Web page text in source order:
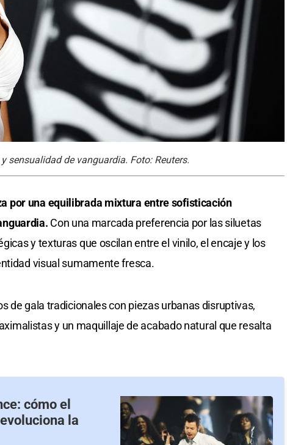
sensualidad de vanguardia. Foto: Reuters.
por una equilibrada mixtura entre sofisticación
Con una marcada preferencia por las siluetas
y texturas que oscilan entre el vinilo, el encaje y los
visual sumamente fresca.
de gala tradicionales con piezas urbanas disruptivas,
y un maquillaje de acabado natural que resalta
cómo el
la